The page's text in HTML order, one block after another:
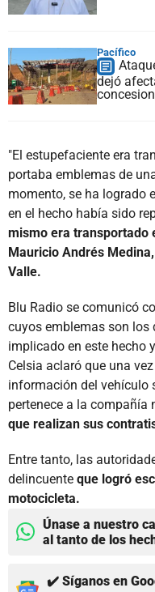
Pacífico
dejó
"El estupefaciente era
portaba emblemas de
momento, se ha logrado
en el hecho había sido
mismo era transportado
Mauricio Andrés
Valle.
Blu Radio se comunicó
cuyos emblemas son
implicado en este hecho
Celsia aclaró que una
información del vehículo
pertenece a la compañía
que realizan sus
Entre tanto, las
delincuente que logró
motocicleta.
Únase a nuestro
al tanto de los
✔️ Síganos en